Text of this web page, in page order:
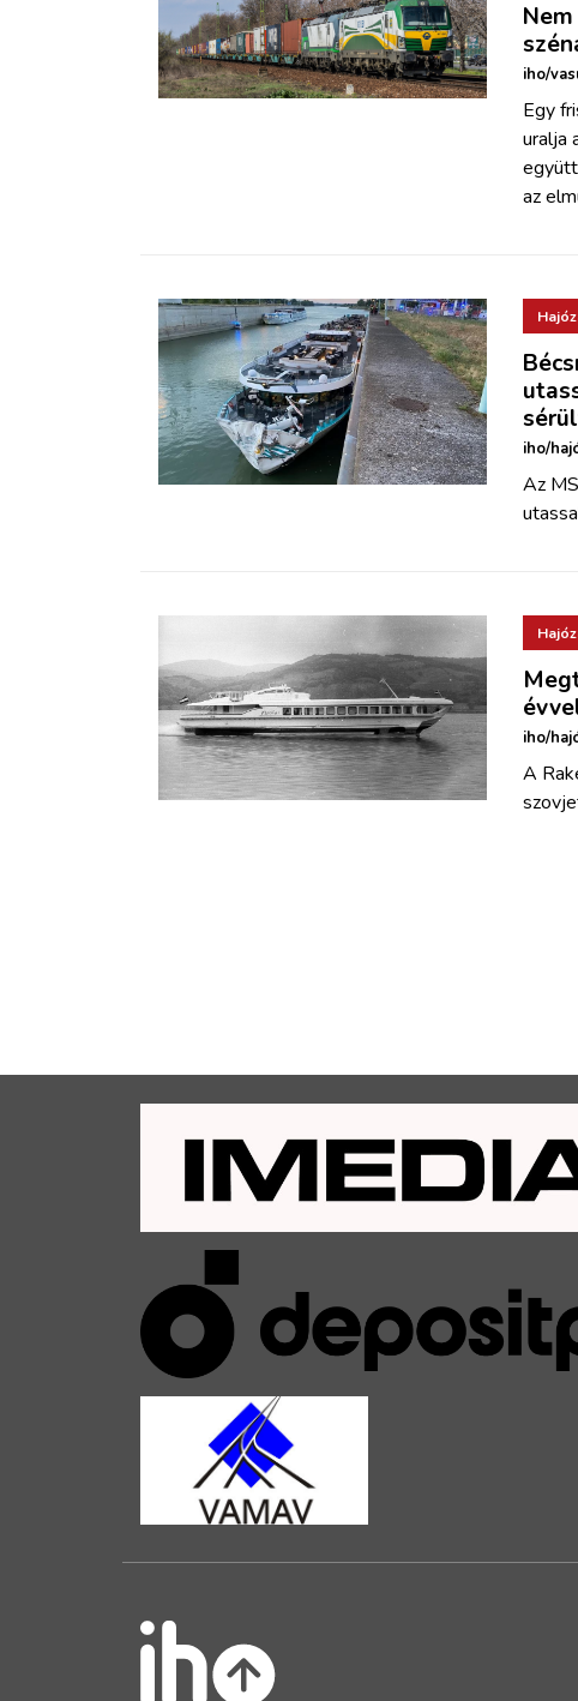
iho/
Egy
uralja
az
iho/
Az
iho/
A